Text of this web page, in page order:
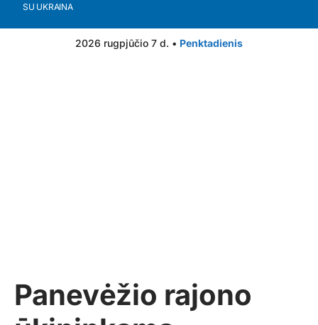
SU UKRAINA
2026 rugpjūčio 7 d. • Penktadienis
Panevėžio rajono